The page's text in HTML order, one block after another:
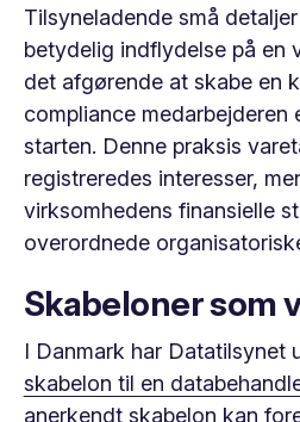
Tilsyneladende små
betydelig indflydelse på en
det afgørende at skabe en
compliance medarbejderen
starten. Denne praksis
registreredes interesser,
virksomhedens finansielle
overordnede
Skabeloner som
I Danmark har Datatilsynet
skabelon til en
anerkendt skabelon kan